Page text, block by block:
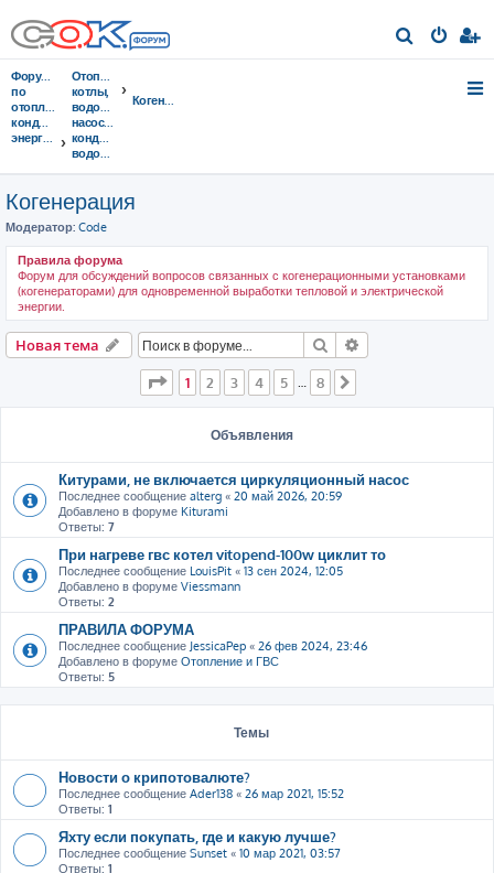
о
Форумы
по
отоплению,
кондиционированию,
энергосбережению
Отопительные
котлы,
водонагреватели,
насосы,
кондиционеры,
водоочистка...
Когенерация
Когенерация
Модератор: Code
Правила форума
Форум для обсуждений вопросов связанных с когенерационными установками
(когенераторами) для одновременной выработки тепловой и электрической
энергии.
Новая тема Поиск
Страница из
1 2 3 4 5 … 8
Объявления
Китурами, не включается циркуляционный насос
Последнее сообщение alterg « 20 май 2026, 20:59
Добавлено в форуме Kiturami
Ответы: 7
При нагреве гвс котел vitopend-100w циклит то
Последнее сообщение LouisPit « 13 сен 2024, 12:05
Добавлено в форуме Viessmann
Ответы: 2
ПРАВИЛА ФОРУМА
Последнее сообщение JessicaPep « 26 фев 2024, 23:46
Добавлено в форуме Отопление и ГВС
Ответы: 5
Темы
Новости о крипотовалюте?
Последнее сообщение Ader138 « 26 мар 2021, 15:52
Ответы: 1
Яхту если покупать, где и какую лучше?
Последнее сообщение Sunset « 10 мар 2021, 03:57
Ответы: 1